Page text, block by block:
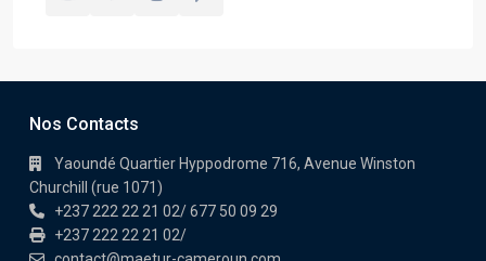
Nos Contacts
Yaoundé Quartier Hyppodrome 716, Avenue Winston
Churchill (rue 1071)
+237 222 22 21 02/ 677 50 09 29
+237 222 22 21 02/